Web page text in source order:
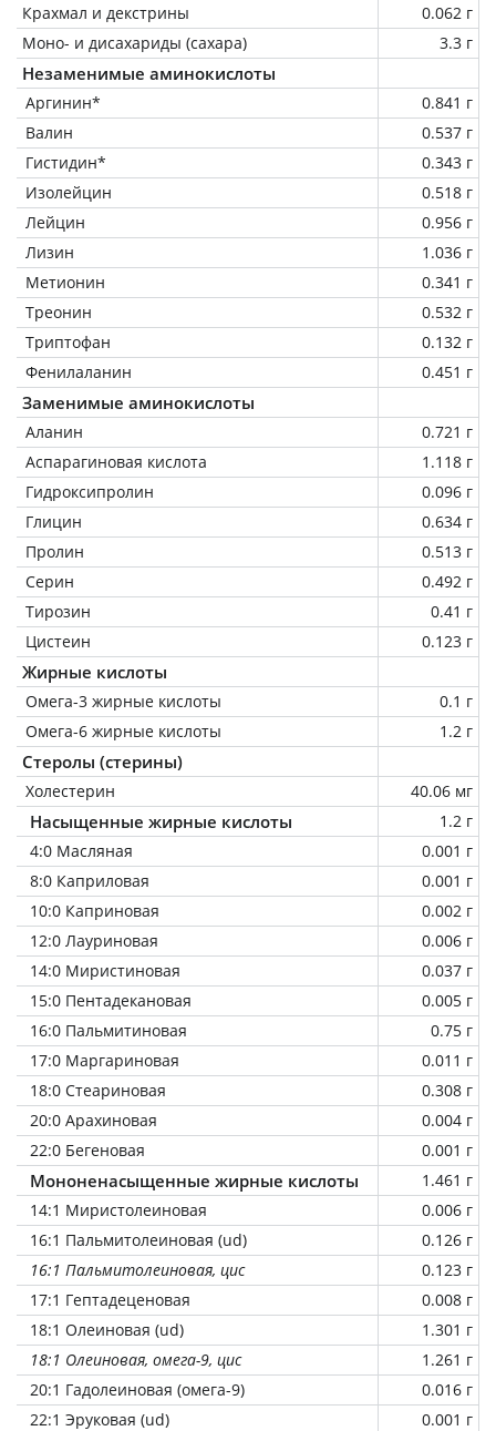
Крахмал и декстрины
0.062 г
Моно- и дисахариды (сахара)
3.3 г
Незаменимые аминокислоты
Аргинин*
0.841 г
Валин
0.537 г
Гистидин*
0.343 г
Изолейцин
0.518 г
Лейцин
0.956 г
Лизин
1.036 г
Метионин
0.341 г
Треонин
0.532 г
Триптофан
0.132 г
Фенилаланин
0.451 г
Заменимые аминокислоты
Аланин
0.721 г
Аспарагиновая кислота
1.118 г
Гидроксипролин
0.096 г
Глицин
0.634 г
Пролин
0.513 г
Серин
0.492 г
Тирозин
0.41 г
Цистеин
0.123 г
Жирные кислоты
Омега-3 жирные кислоты
0.1 г
Омега-6 жирные кислоты
1.2 г
Стеролы (стерины)
Холестерин 40.06 мг
Насыщенные жирные кислоты
1.2 г
4:0 Масляная
0.001 г
8:0 Каприловая
0.001 г
10:0 Каприновая
0.002 г
12:0 Лауриновая
0.006 г
14:0 Миристиновая
0.037 г
15:0 Пентадекановая
0.005 г
16:0 Пальмитиновая
0.75 г
17:0 Маргариновая
0.011 г
18:0 Стеариновая
0.308 г
20:0 Арахиновая
0.004 г
22:0 Бегеновая
0.001 г
Мононенасыщенные жирные кислоты
1.461 г
14:1 Миристолеиновая
0.006 г
16:1 Пальмитолеиновая (ud)
0.126 г
16:1 Пальмитолеиновая, цис
0.123 г
17:1 Гептадеценовая
0.008 г
18:1 Олеиновая (ud)
1.301 г
18:1 Олеиновая, омега-9, цис
1.261 г
20:1 Гадолеиновая (омега-9)
0.016 г
22:1 Эруковая (ud)
0.001 г